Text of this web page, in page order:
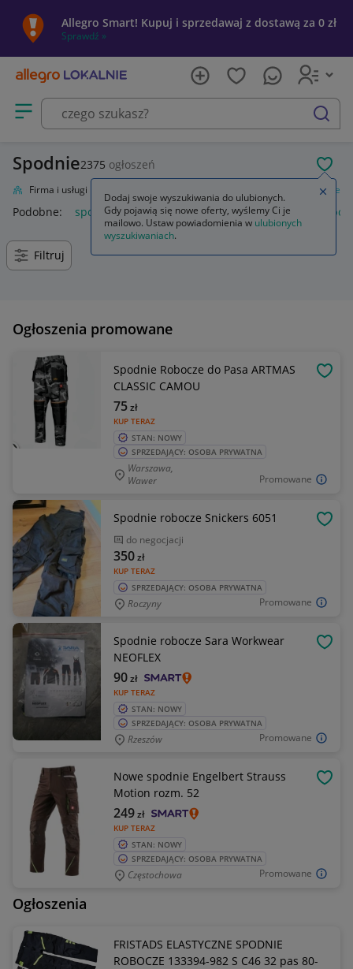
Allegro Smart! Kupuj i sprzedawaj z dostawą za 0 zł
Sprawdź »
Otwórz menu z kategoriami
szukaj
Spodnie2375 ogłoszeń
Firma i usługi Spodnie
Podobne: spodnie spodnie robocze spodnie męskie
Filtruj
Ogłoszenia promowane
Promowane
Spodnie Robocze do Pasa ARTMAS
CLASSIC CAMOU
KUP TERAZ
75zł
STAN: NOWY
SPRZEDAJĄCY: OSOBA PRYWATNA
Warszawa,
Wawer
Promowane
Spodnie robocze Snickers 6051
do negocjacji
KUP TERAZ
350zł
SPRZEDAJĄCY: OSOBA PRYWATNA
Roczyny
Promowane
Spodnie robocze Sara Workwear
NEOFLEX
KUP TERAZ
90zł
STAN: NOWY
SPRZEDAJĄCY: OSOBA PRYWATNA
Rzeszów
Promowane
Nowe spodnie Engelbert Strauss
Motion rozm. 52
KUP TERAZ
249zł
STAN: NOWY
SPRZEDAJĄCY: OSOBA PRYWATNA
Częstochowa
Ogłoszenia
FRISTADS ELASTYCZNE SPODNIE
ROBOCZE 133394-982 S C46 32 pas 80-
Dodaj swoje wyszukiwania do ulubionych.
Gdy pojawią się nowe oferty, wyślemy Ci je
mailowo. Ustaw powiadomienia w ulubionych
wyszukiwaniach.